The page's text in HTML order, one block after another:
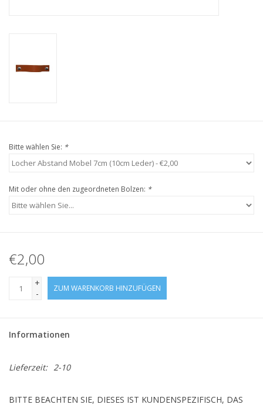
Bitte wählen Sie: *
Mit oder ohne den zugeordneten Bolzen: *
€2,00
+
-
ZUM WARENKORB HINZUFÜGEN
Informationen
Lieferzeit: 2-10
BITTE BEACHTEN SIE, DIESES IST KUNDENSPEZIFISCH, DAS